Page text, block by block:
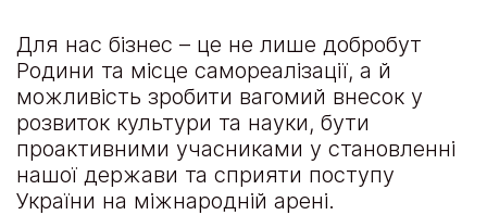
Для нас бізнес – це не лише добробут
Родини та місце самореалізації, а й
можливість зробити вагомий внесок у
розвиток культури та науки, бути
проактивними учасниками у становленні
нашої держави та сприяти поступу
України на міжнародній арені.